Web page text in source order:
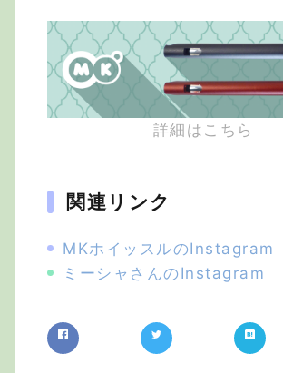
詳細はこちら
関連リンク
MKホイッスルのInstagram
ミーシャさんのInstagram